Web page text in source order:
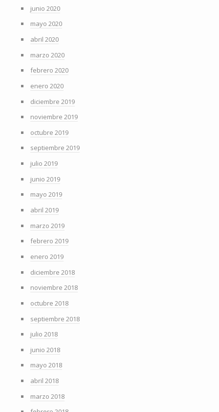
junio 2020
mayo 2020
abril 2020
marzo 2020
febrero 2020
enero 2020
diciembre 2019
noviembre 2019
octubre 2019
septiembre 2019
julio 2019
junio 2019
mayo 2019
abril 2019
marzo 2019
febrero 2019
enero 2019
diciembre 2018
noviembre 2018
octubre 2018
septiembre 2018
julio 2018
junio 2018
mayo 2018
abril 2018
marzo 2018